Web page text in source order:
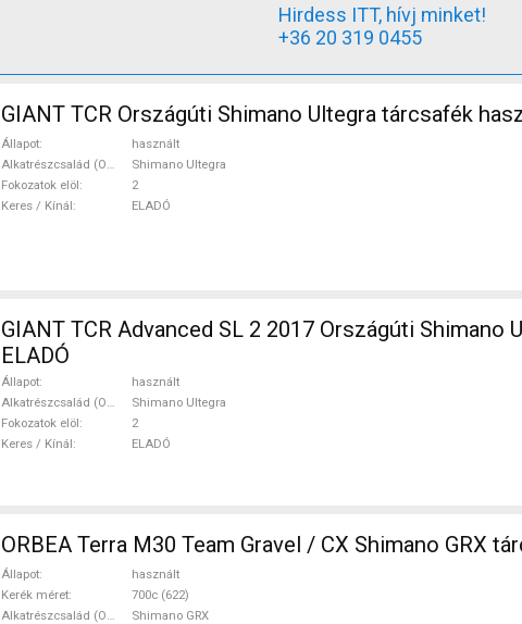
Hirdess ITT, hívj minket!
+36 20 319 0455
GIANT TCR Országúti Shimano Ultegra tárcsafék
Állapot
használt
Alkatrészcsalád (Outi)
Shimano Ultegra
Fokozatok elöl
2
Keres / Kínál
ELADÓ
GIANT TCR Advanced SL 2 2017 Országúti Shimano Ultegra patkófék használt
ELADÓ
Állapot
használt
Alkatrészcsalád (Outi)
Shimano Ultegra
Fokozatok elöl
2
Keres / Kínál
ELADÓ
ORBEA Terra M30 Team Gravel / CX Shimano GRX
Állapot
használt
Kerék méret
700c (622)
Alkatrészcsalád (Outi)
Shimano GRX